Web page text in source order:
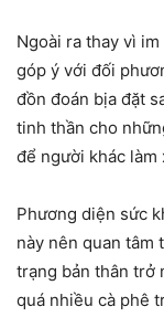
Ngoài ra thay vì
góp ý với đối
đồn đoán bịa đặt
tinh thần cho
để người khác làm
Phương diện sức
này nên quan tâm
trạng bản thân trở
quá nhiều cà phê